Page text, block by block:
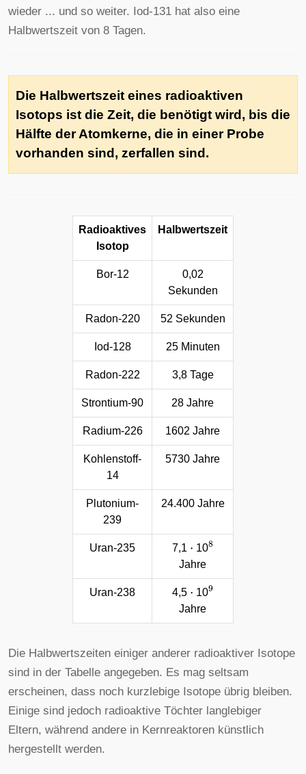
wieder ... und so weiter. Iod-131 hat also eine
Halbwertszeit von 8 Tagen.
Die Halbwertszeit eines radioaktiven
Isotops ist die Zeit, die benötigt wird, bis die
Hälfte der Atomkerne, die in einer Probe
vorhanden sind, zerfallen sind.
Radioaktives
Isotop
Halbwertszeit
Bor-12
0,02
Sekunden
Radon-220 52 Sekunden
Iod-128 25 Minuten
Radon-222 3,8 Tage
Strontium-90 28 Jahre
Radium-226 1602 Jahre
Kohlenstoff-
14
5730 Jahre
Plutonium-
239
24.400 Jahre
Uran-235 7,1 10
8
Jahre
Uran-238 4,5 10
9
Jahre
Die Halbwertszeiten einiger anderer radioaktiver Isotope
sind in der Tabelle angegeben. Es mag seltsam
erscheinen, dass noch kurzlebige Isotope übrig bleiben.
Einige sind jedoch radioaktive Töchter langlebiger
Eltern, während andere in Kernreaktoren künstlich
hergestellt werden.